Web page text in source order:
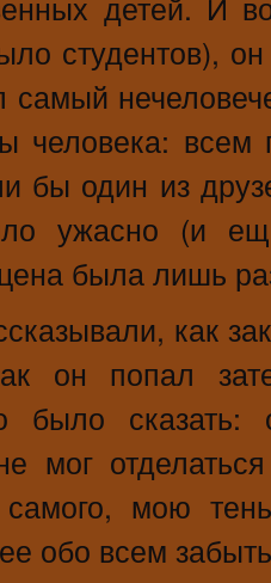
студентов),
самый
человека:
бы один из
ужасно (и
была лишь
как
он попал
было
мог
мою
обо всем